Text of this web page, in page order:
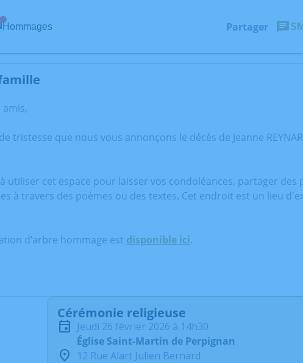
Hommages Partager
amis,
tristesse que nous vous annonçons le décès de Jeanne
utiliser cet espace pour laisser vos condoléances, partager
à travers des poèmes ou des textes. Cet endroit est un lieu
d’arbre hommage est disponible ici.
Cérémonie religieuse
jeudi 26 février 2026 à 14h30
Église Saint-Martin de Perpignan
12 Rue Alart Julien Bernard